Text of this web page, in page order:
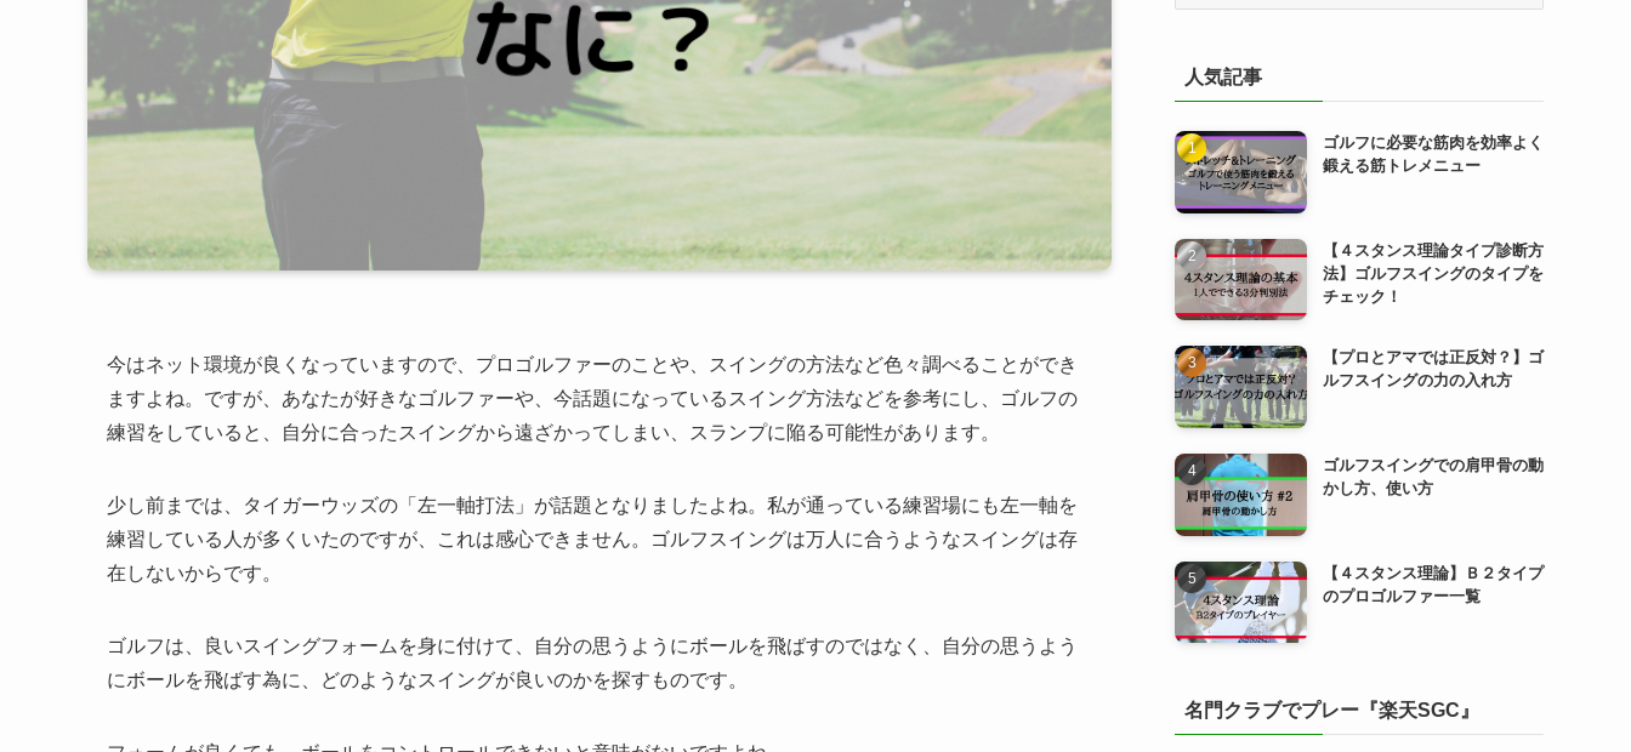
今はネット環境が良くなっていますので、プロゴルファーのことや、スイングの方法など色々調べることができ
ますよね。ですが、あなたが好きなゴルファーや、今話題になっているスイング方法などを参考にし、ゴルフの
練習をしていると、自分に合ったスイングから遠ざかってしまい、スランプに陥る可能性があります。
少し前までは、タイガーウッズの「左一軸打法」が話題となりましたよね。私が通っている練習場にも左一軸を
練習している人が多くいたのですが、これは感心できません。ゴルフスイングは万人に合うようなスイングは存
在しないからです。
ゴルフは、良いスイングフォームを身に付けて、自分の思うようにボールを飛ばすのではなく、自分の思うよう
にボールを飛ばす為に、どのようなスイングが良いのかを探すものです。
ー人気記事
ゴルフに必要な筋肉を効率よく
鍛える筋トレメニュー
【４スタンス理論タイプ診断方
法】ゴルフスイングのタイプを
チェック！
【プロとアマでは正反対？】ゴ
ルフスイングの力の入れ方
ゴルフスイングでの肩甲骨の動
かし方、使い方
【４スタンス理論】Ｂ２タイプ
のプロゴルファー一覧
名門クラブでプレー『楽天SGC』